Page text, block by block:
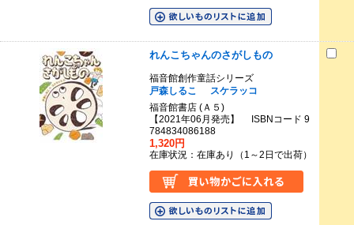
れんこちゃんのさがしもの
福音館創作童話シリーズ
戸森しるこ
スケラッコ
福音館書店 (Ａ５)
【2021年06月発売】 ISBNコード 9
784834086188
1,320円
在庫状況：在庫あり（1～2日で出荷）